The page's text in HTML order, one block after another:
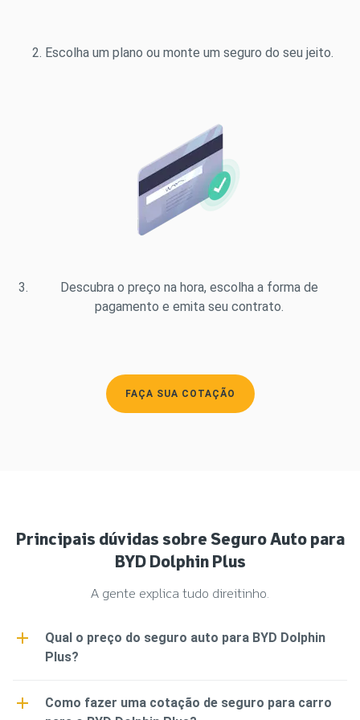
Escolha um plano ou monte um seguro do seu jeito.
Descubra o preço na hora, escolha a forma de
pagamento e emita seu contrato.
FAÇA SUA COTAÇÃO
Principais dúvidas sobre Seguro Auto para
BYD Dolphin Plus
A gente explica tudo direitinho.
Qual o preço do seguro auto para BYD Dolphin
Plus?
O preço do seguro BYD Dolphin Plus é definido
Como fazer uma cotação de seguro para carro